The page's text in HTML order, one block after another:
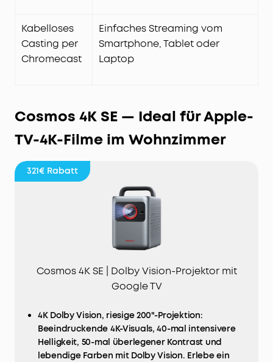
Kabelloses
Casting per
Chromecast
Einfaches Streaming vom
Smartphone, Tablet oder
Laptop
Cosmos 4K SE — Ideal für Apple-
TV-4K-Filme im Wohnzimmer
321€ Rabatt
Cosmos 4K SE | Dolby Vision-Projektor mit
Google TV
4K Dolby Vision, riesige 200"-Projektion:
Beeindruckende 4K-Visuals, 40-mal intensivere
Helligkeit, 50-mal überlegener Kontrast und
lebendige Farben mit Dolby Vision. Erlebe ein